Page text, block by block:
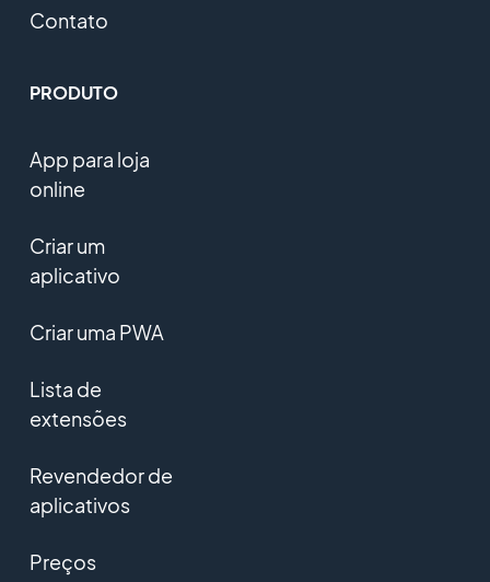
Contato
PRODUTO
App para loja
online
Criar um
aplicativo
Criar uma PWA
Lista de
extensões
Revendedor de
aplicativos
Preços